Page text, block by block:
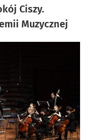
Ciszy.
Muzycznej